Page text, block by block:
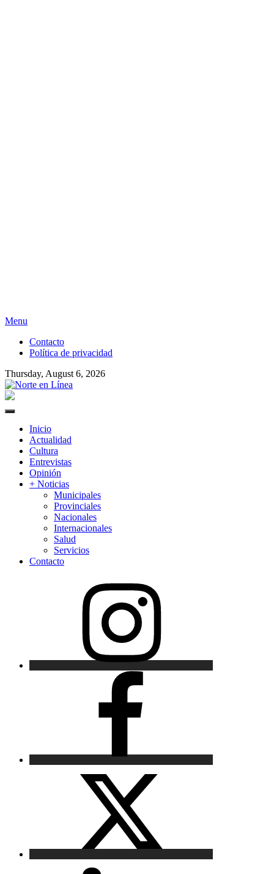
Skip
content
Menu
Contacto
Política de privacidad
Thursday, August 6, 2026
Primary
Inicio
Actualidad
Cultura
Entrevistas
Opinión
+ Noticias
Municipales
Provinciales
Nacionales
Internacionales
Salud
Servicios
Contacto